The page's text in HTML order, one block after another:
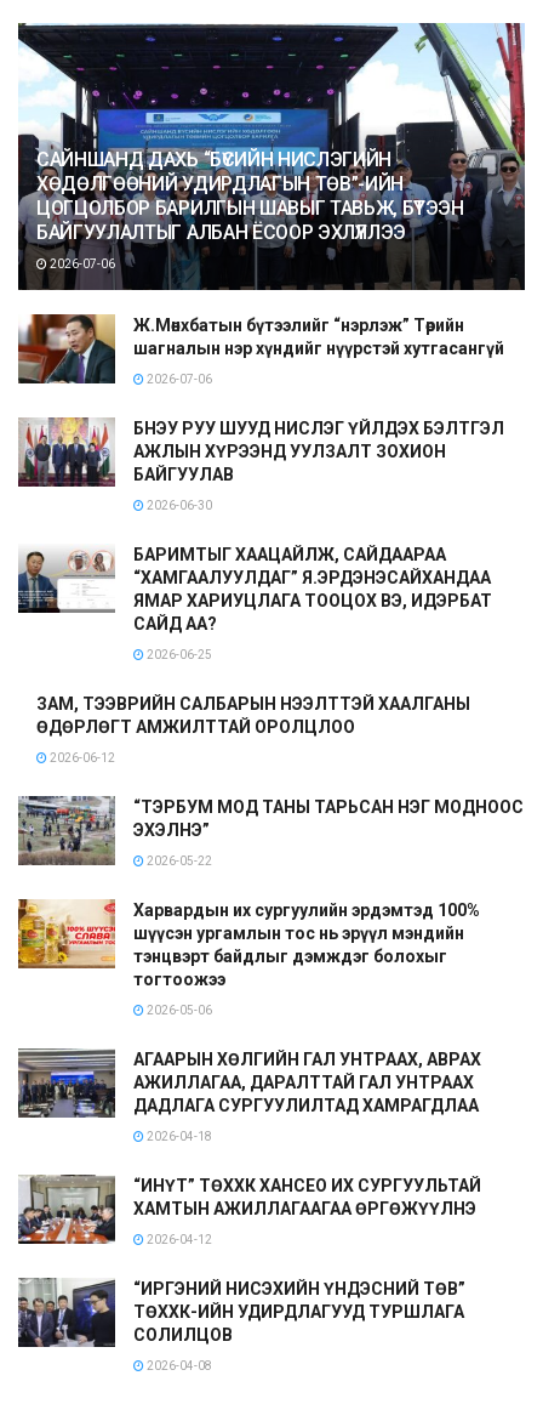
САЙНШАНД ДАХЬ “БҮСИЙН НИСЛЭГИЙН
ХӨДӨЛГӨӨНИЙ УДИРДЛАГЫН ТӨВ”-ИЙН
ЦОГЦОЛБОР БАРИЛГЫН ШАВЫГ ТАВЬЖ, БҮТЭЭН
БАЙГУУЛАЛТЫГ АЛБАН ЁСООР ЭХЛҮҮЛЛЭЭ
2026-07-06
Ж.Мөнхбатын бүтээлийг “нэрлэж” Төрийн
шагналын нэр хүндийг нүүрстэй хутгасангүй
2026-07-06
БНЭУ РУУ ШУУД НИСЛЭГ ҮЙЛДЭХ БЭЛТГЭЛ
АЖЛЫН ХҮРЭЭНД УУЛЗАЛТ ЗОХИОН
БАЙГУУЛАВ
2026-06-30
БАРИМТЫГ ХААЦАЙЛЖ, САЙДААРАА
“ХАМГААЛУУЛДАГ” Я.ЭРДЭНЭСАЙХАНДАА
ЯМАР ХАРИУЦЛАГА ТООЦОХ ВЭ, ИДЭРБАТ
САЙД АА?
2026-06-25
ЗАМ, ТЭЭВРИЙН САЛБАРЫН НЭЭЛТТЭЙ ХААЛГАНЫ
ӨДӨРЛӨГТ АМЖИЛТТАЙ ОРОЛЦЛОО
2026-06-12
“ТЭРБУМ МОД ТАНЫ ТАРЬСАН НЭГ МОДНООС
ЭХЭЛНЭ”
2026-05-22
Харвардын их сургуулийн эрдэмтэд 100%
шүүсэн ургамлын тос нь эрүүл мэндийн
тэнцвэрт байдлыг дэмждэг болохыг
тогтоожээ
2026-05-06
АГААРЫН ХӨЛГИЙН ГАЛ УНТРААХ, АВРАХ
АЖИЛЛАГАА, ДАРАЛТТАЙ ГАЛ УНТРААХ
ДАДЛАГА СУРГУУЛИЛТАД ХАМРАГДЛАА
2026-04-18
“ИНҮТ” ТӨХХК ХАНСЕО ИХ СУРГУУЛЬТАЙ
ХАМТЫН АЖИЛЛАГААГАА ӨРГӨЖҮҮЛНЭ
2026-04-12
“ИРГЭНИЙ НИСЭХИЙН ҮНДЭСНИЙ ТӨВ”
ТӨХХК-ИЙН УДИРДЛАГУУД ТУРШЛАГА
СОЛИЛЦОВ
2026-04-08